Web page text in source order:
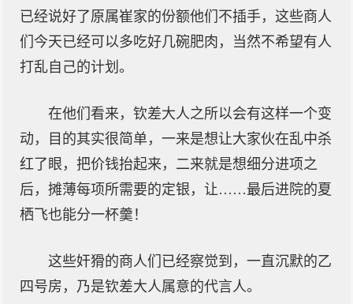
已经说好了原属崔家的份额他们不插手，这些商人
们今天已经可以多吃好几碗肥肉，当然不希望有人
打乱自己的计划。
在他们看来，钦差大人之所以会有这样一个变
动，目的其实很简单，一来是想让大家伙在乱中杀
红了眼，把价钱抬起来，二来就是想细分进项之
后，摊薄每项所需要的定银，让……最后进院的夏
栖飞也能分一杯羹！
这些奸猾的商人们已经察觉到，一直沉默的乙
四号房，乃是钦差大人属意的代言人。